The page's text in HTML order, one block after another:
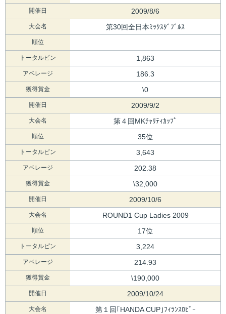
開催日 2009/8/6
大会名 第30回全日本ﾐｯｸｽﾀﾞﾌﾞﾙｽ
順位
トータルピン 1,863
アベレージ 186.3
獲得賞金 \0
開催日 2009/9/2
大会名 第４回MKﾁｬﾘﾃｨｶｯﾌﾟ
順位 35位
トータルピン 3,643
アベレージ 202.38
獲得賞金 \32,000
開催日 2009/10/6
大会名 ROUND1 Cup Ladies 2009
順位 17位
トータルピン 3,224
アベレージ 214.93
獲得賞金 \190,000
開催日 2009/10/24
大会名 第１回｢HANDA CUP｣ﾌｨﾗﾝｽﾛﾋﾟｰ